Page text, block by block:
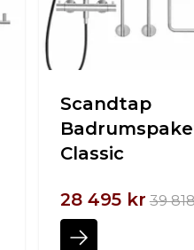
Scandtap
Classic
28 495 kr 39